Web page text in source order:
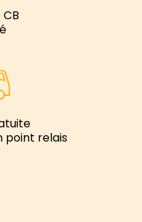
point relais